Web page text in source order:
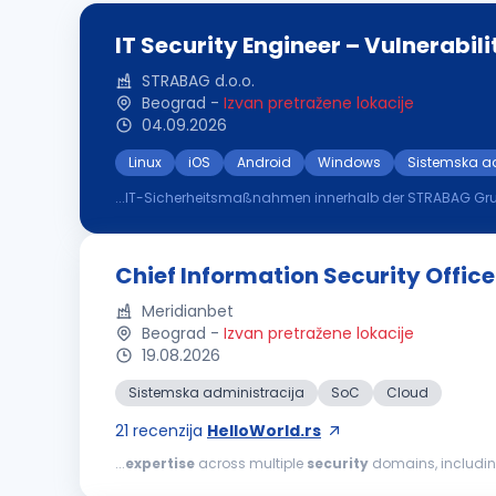
IT Security Engineer –
STRABAG d.o.o.
Beograd - Izvan pretražene lokacije
04.09.2026
Linux iOS Android Windows
Sistemska
...IT-Sicherheitsmaßnahmen innerhalb der STRABAG Gruppe Profile Abgeschlossenes Studium (Informatik, Informationstechnik,
Chief Information Security
Meridianbet
Beograd - Izvan pretražene lokacije
19.08.2026
Sistemska administracija SoC Cloud
21 recenzija HelloWorld.rs
...expertise across multiple security domains,